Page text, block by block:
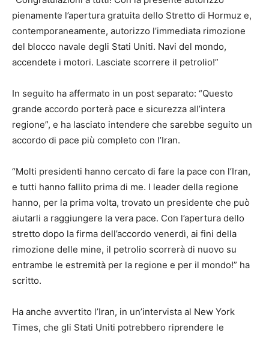
pienamente l’apertura gratuita dello Stretto di Hormuz e,
contemporaneamente, autorizzo l’immediata rimozione
del blocco navale degli Stati Uniti. Navi del mondo,
accendete i motori. Lasciate scorrere il petrolio!”
In seguito ha affermato in un post separato: “Questo
grande accordo porterà pace e sicurezza all’intera
regione”, e ha lasciato intendere che sarebbe seguito un
accordo di pace più completo con l’Iran.
“Molti presidenti hanno cercato di fare la pace con l’Iran,
e tutti hanno fallito prima di me. I leader della regione
hanno, per la prima volta, trovato un presidente che può
aiutarli a raggiungere la vera pace. Con l’apertura dello
stretto dopo la firma dell’accordo venerdì, ai fini della
rimozione delle mine, il petrolio scorrerà di nuovo su
entrambe le estremità per la regione e per il mondo!” ha
scritto.
Ha anche avvertito l’Iran, in un’intervista al New York
Times, che gli Stati Uniti potrebbero riprendere le